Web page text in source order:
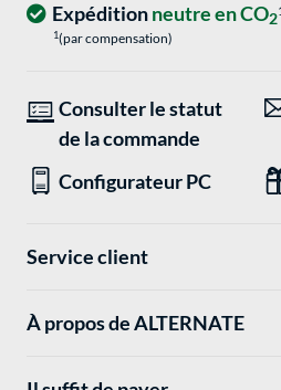
Expéditionneutre en CO2
1(par compensation)
Consulter le statut
de la commande
Configurateur PC
Service client
À propos de ALTERNATE